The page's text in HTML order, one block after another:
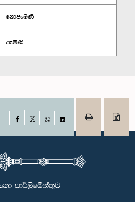
නොපැමිණි
පැමිණි
Facebook
WhatsAppLinkedIn